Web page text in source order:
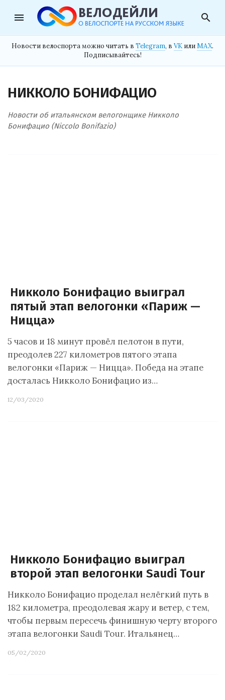
menu search
Новости велоспорта можно читать в Telegram, в VK илиMAX.
Подписывайтесь!
НИККОЛО БОНИФАЦИО
Новости об итальянском велогонщике Никколо
Бонифацио (Niccolo Bonifazio)
Никколо Бонифацио выиграл
пятый этап велогонки «Париж —
Ницца»
5 часов и 18 минут провёл пелотон в пути,
преодолев 227 километров пятого этапа
велогонки «Париж — Ницца». Победа на этапе
досталась Никколо Бонифацио из…
12/03/2020
Никколо Бонифацио выиграл
второй этап велогонки Saudi Tour
Никколо Бонифацио проделал нелёгкий путь в
182 километра, преодолевая жару и ветер, с тем,
чтобы первым пересечь финишную черту второго
этапа велогонки Saudi Tour. Итальянец…
05/02/2020